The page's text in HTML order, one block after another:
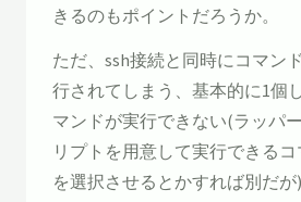
きるのもポイントだろうか。
ただ、ssh接続と同時にコマン
行されてしまう、基本的に1個
マンドが実行できない(ラッパ
リプトを用意して実行できるコ
を選択させるとかすれば別だが